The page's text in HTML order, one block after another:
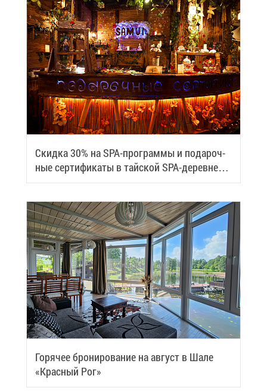
Скид­ка 30% на SPA-про­грам­мы и по­да­роч­
ные сер­ти­фи­ка­ты в тай­ской SPA-де­ревне
Samui
Го­ря­чее бро­ни­ро­ва­ние на ав­густ в Ша­ле
«Крас­ный Рог»